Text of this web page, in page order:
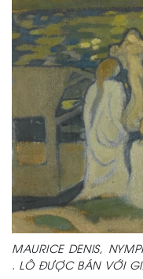
MAURICE DENIS,
. LÔ ĐƯỢC BÁN VỚI